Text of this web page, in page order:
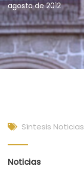
agosto de 2012
Síntesis Noticias
Noticias